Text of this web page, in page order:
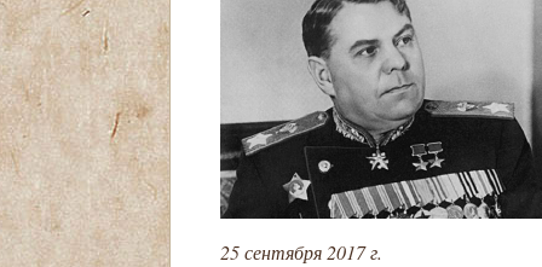
е
с
ь
25 сентября 2017 г.